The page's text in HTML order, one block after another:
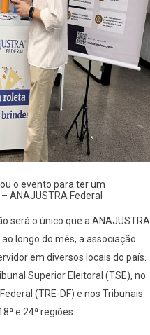
o evento para ter um
ANAJUSTRA Federal
será o único que a ANAJUSTRA
longo do mês, a associação
em diversos locais do país.
Superior Eleitoral (TSE), no
(TRE-DF) e nos Tribunais
e 24ª regiões.